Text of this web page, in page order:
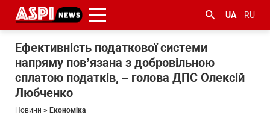
UA RU
Ефективність податкової системи
напряму пов’язана з добровільною
сплатою податків, – голова ДПС Олексій
Любченко
Новини » Економіка